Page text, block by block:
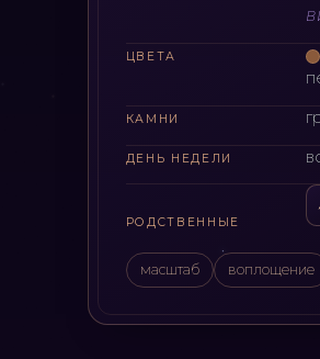
ЦВЕТА
КАМНИ
ДЕНЬ НЕДЕЛИ
РОДСТВЕННЫЕ
масштаб воплощение